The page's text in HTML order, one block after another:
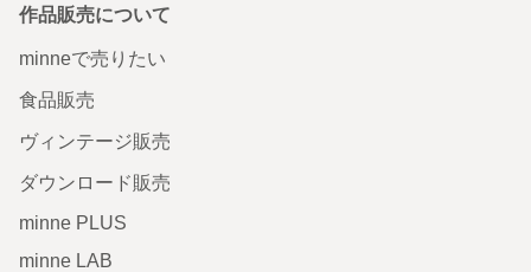
作品販売について
minneで売りたい
食品販売
ヴィンテージ販売
ダウンロード販売
minne PLUS
minne LAB